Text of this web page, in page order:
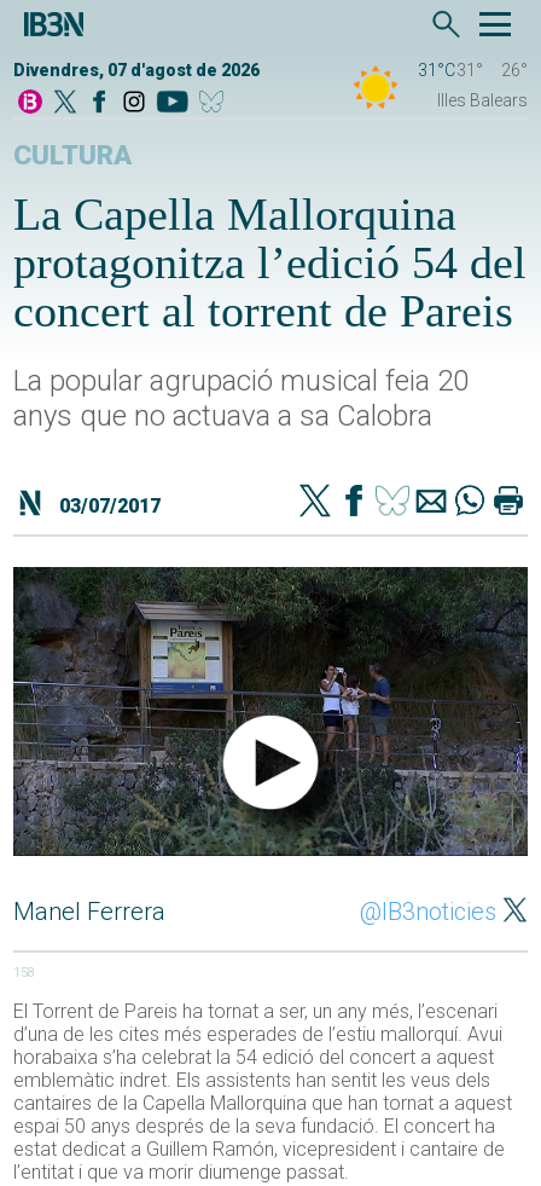
Divendres, 07 d'agost de 2026 31°C31°
26°
Illes Balears
CULTURA
La Capella Mallorquina
protagonitza l’edició 54 del
concert al torrent de Pareis
La popular agrupació musical feia 20
anys que no actuava a sa Calobra
03/07/2017
Manel Ferrera @IB3noticies
158
El Torrent de Pareis ha tornat a ser, un any més, l’escenari
d’una de les cites més esperades de l’estiu mallorquí. Avui
horabaixa s’ha celebrat la 54 edició del concert a aquest
emblemàtic indret. Els assistents han sentit les veus dels
cantaires de la Capella Mallorquina que han tornat a aquest
espai 50 anys després de la seva fundació. El concert ha
estat dedicat a Guillem Ramón, vicepresident i cantaire de
l’entitat i que va morir diumenge passat.